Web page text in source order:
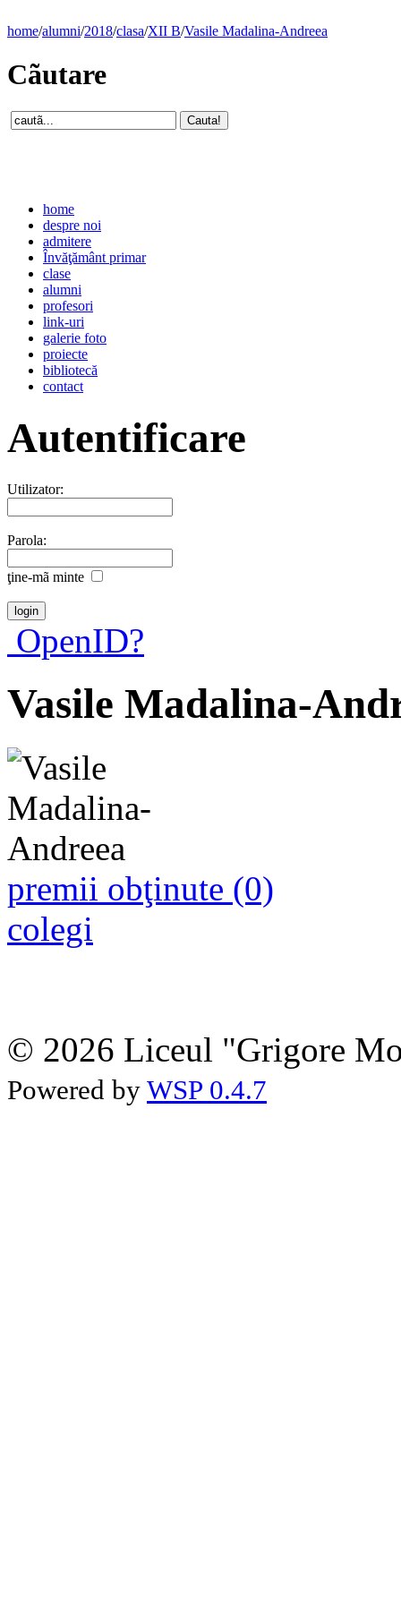
home/alumni/2018/clasa/XII B/Vasile Madalina-Andreea
Cãutare
home
despre noi
admitere
Învăţământ primar
clase
alumni
profesori
link-uri
galerie foto
proiecte
bibliotecă
contact
Autentificare
Utilizator:
Parola:
ţine-mã minte
OpenID?
Vasile Madalina-
premii obţinute (0)
colegi
© 2026 Liceul "Grigore
Powered by WSP 0.4.7